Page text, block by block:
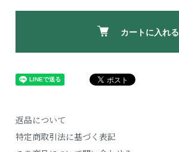
カートに入れる
返品について
特定商取引法に基づく表記